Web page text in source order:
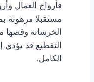
فأرواح العمال
مستقبلا مرهونة
الخرسانة
التقطيع قد يؤدي
الكامل.